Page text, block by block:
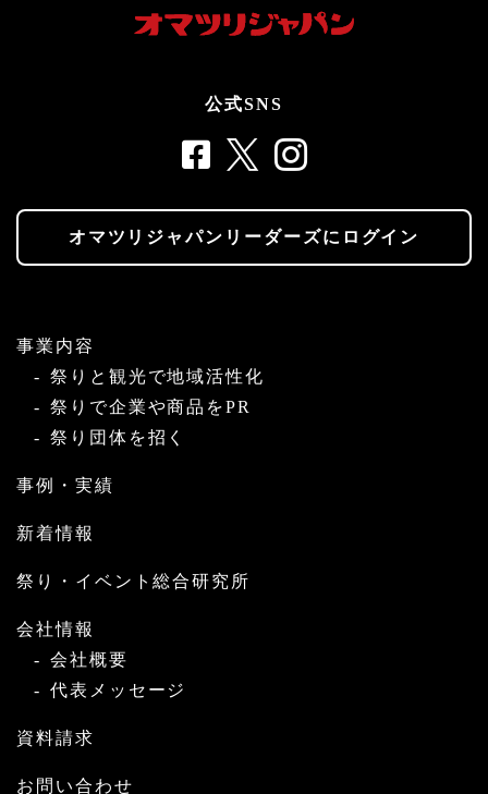
公式SNS
オマツリジャパンリーダーズにログイン
事業内容
祭りと観光で地域活性化
祭りで企業や商品をPR
祭り団体を招く
事例・実績
新着情報
祭り・イベント総合研究所
会社情報
会社概要
代表メッセージ
資料請求
お問い合わせ